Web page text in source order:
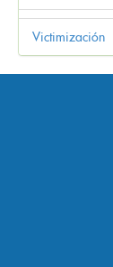
Victimización